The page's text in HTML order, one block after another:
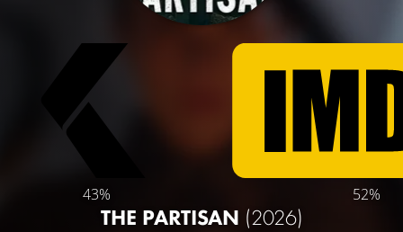
43% 52%
THE PARTISAN (2026)